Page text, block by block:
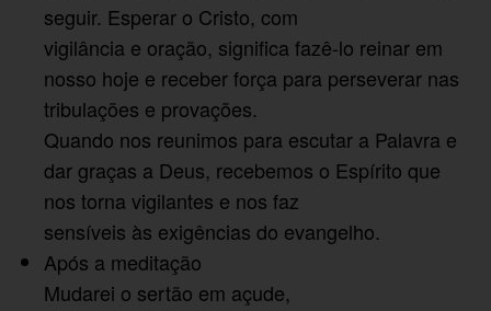
seguir. Esperar o Cristo, com
vigilância e oração, significa fazê-lo reinar em
nosso hoje e receber força para perseverar nas
tribulações e provações.
Quando nos reunimos para escutar a Palavra e
dar graças a Deus, recebemos o Espírito que
nos torna vigilantes e nos faz
sensíveis às exigências do evangelho.
Após a meditação
Mudarei o sertão em açude,